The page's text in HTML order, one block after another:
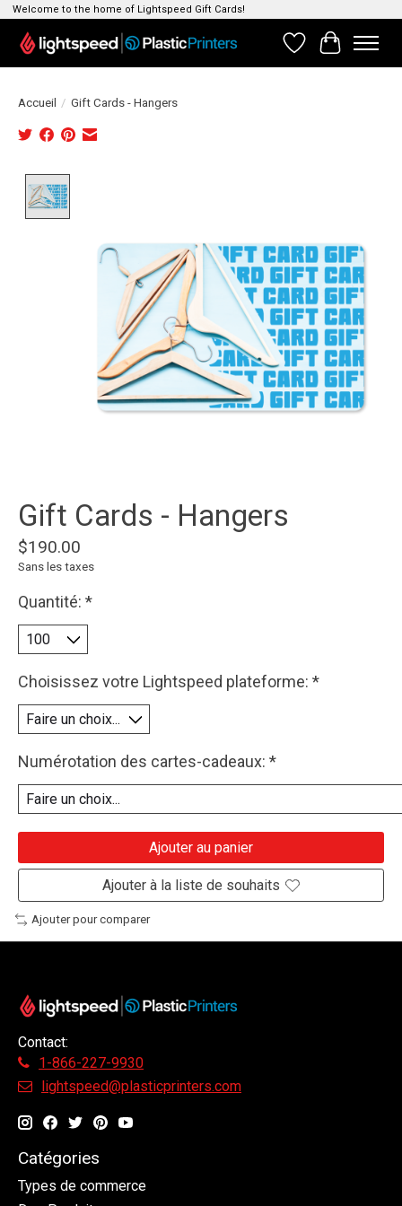
Welcome to the home of Lightspeed Gift Cards!
Liste de souhaits
Panier
Accueil / Gift Cards - Hangers
Gift Cards - Hangers
$190.00
Sans les taxes
Quantité: *
Choisissez votre Lightspeed plateforme: *
Numérotation des cartes-cadeaux: *
Ajouter au panier
Ajouter à la liste de souhaits
Ajouter pour comparer
Contact:
1-866-227-9930
lightspeed@plasticprinters.com
Catégories
Types de commerce